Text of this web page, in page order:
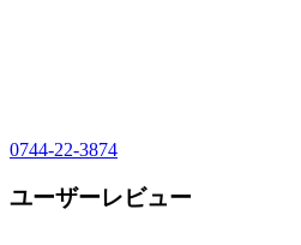
0744-22-3874
ユーザーレビュー